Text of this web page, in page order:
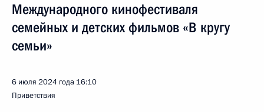
Международного кинофестиваля
семейных и детских фильмов «В кругу
семьи»
6 июля 2024 года 16:10
Приветствия